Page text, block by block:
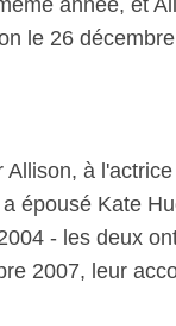
année, et
le 26
à
épousé Kate
- les deux
2007, leur